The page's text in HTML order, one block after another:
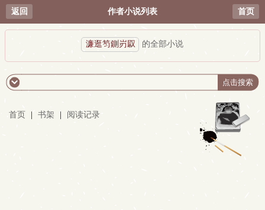
返回 作者小说列表 首页
濂逛笉鍘岃叞 的全部小说
首页 书架 阅读记录